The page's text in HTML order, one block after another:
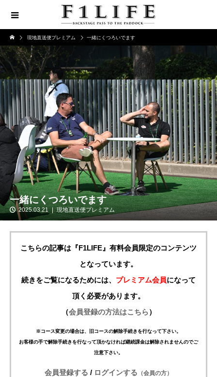
現地直送便プレミアム 一緒にくつろいでます
一緒にくつろいでます
2025.03.21 現地直送便プレミアム
こちらの記事は『F1LIFE』有料会員限定のコンテンツ
となっています。
続きをご覧になるためには、 プレミアム会員になって
頂く必要があります。
（会員登録の方法はこちら）
※コース変更の場合は、旧コースの解除手続きを行なって下さい。
お客様の手で解除手続きを行なって頂かなければ継続課金は解除されませんのでご
注意下さい。
会員登録する / ログインする （会員の方）